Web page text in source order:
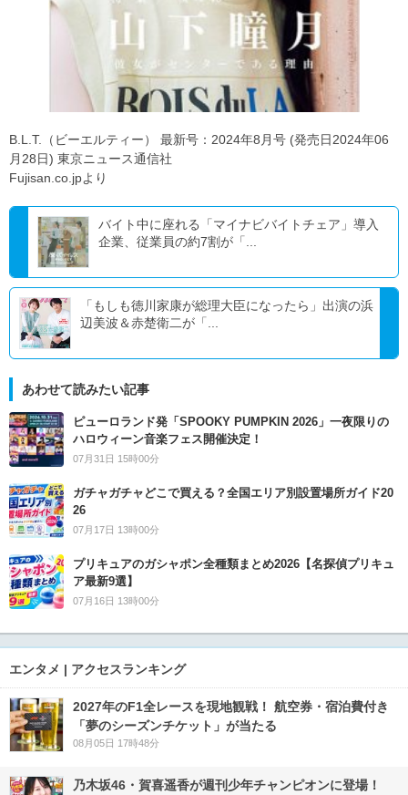
B.L.T.（ビーエルティー） 最新号：2024年8月号 (発売日2024年06
月28日) 東京ニュース通信社
Fujisan.co.jpより
バイト中に座れる「マイナビバイトチェア」導入
企業、従業員の約7割が「...
「もしも徳川家康が総理大臣になったら」出演の浜
辺美波＆赤楚衛二が「...
あわせて読みたい記事
ピューロランド発「SPOOKY PUMPKIN 2026」一夜限りの
ハロウィーン音楽フェス開催決定！
07月31日 15時00分
ガチャガチャどこで買える？全国エリア別設置場所ガイド20
26
07月17日 13時00分
プリキュアのガシャポン全種類まとめ2026【名探偵プリキュ
ア最新9選】
07月16日 13時00分
エンタメ | アクセスランキング
2027年のF1全レースを現地観戦！ 航空券・宿泊費付き
「夢のシーズンチケット」が当たる
08月05日 17時48分
乃木坂46・賀喜遥香が週刊少年チャンピオンに登場！